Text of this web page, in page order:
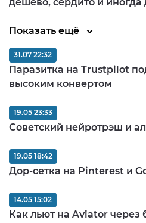
Показать ещё
Паразитка на Trustpilot
высоким конвертом
31.07 22:32
Советский нейротрэш и
19.05 23:33
Дор-сетка на Pinterest и
19.05 18:42
Как льют на Aviator через
14.05 15:02